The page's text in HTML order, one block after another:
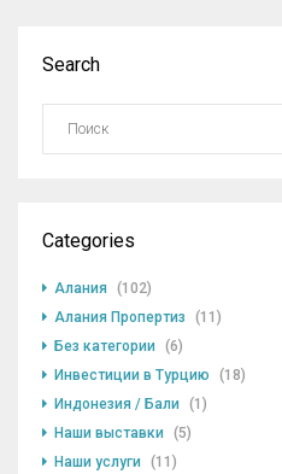
Search
Categories
Алания
(102)
Алания Пропертиз
(11)
Без категории
(6)
Инвестиции в Турцию
(18)
Индонезия / Бали
(1)
Наши выставки
(5)
Наши услуги
(11)